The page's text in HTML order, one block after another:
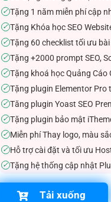
✓Tặng 1 năm miễn phí cập
✓Tặng Khóa học SEO
✓Tặng 60 checklist tối ưu
✓Tặng +2000 prompt SEO,
✓Tặng khoá học Quảng Cáo
✓Tặng plugin Elementor Pro
✓Tăng plugin Yoast SEO
✓Tặng plugin bảo mật
✓Miễn phí Thay logo, màu
✓Hỗ trợ cài đặt và tối ưu
✓Tặng hệ thống cập nhật
Tải xuống